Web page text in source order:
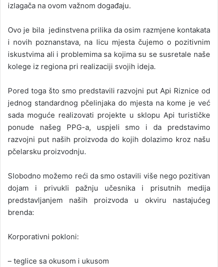
izlagača na ovom važnom događaju.
Ovo je bila jedinstvena prilika da osim razmjene kontakata
i novih poznanstava, na licu mjesta čujemo o pozitivnim
iskustvima ali i problemima sa kojima su se susretale naše
kolege iz regiona pri realizaciji svojih ideja.
Pored toga što smo predstavili razvojni put Api Riznice od
jednog standardnog pčelinjaka do mjesta na kome je već
sada moguće realizovati projekte u sklopu Api turističke
ponude našeg PPG-a, uspjeli smo i da predstavimo
razvojni put naših proizvoda do kojih dolazimo kroz našu
pčelarsku proizvodnju.
Slobodno možemo reći da smo ostavili više nego pozitivan
dojam i privukli pažnju učesnika i prisutnih medija
predstavljanjem naših proizvoda u okviru nastajućeg
brenda:
Korporativni pokloni:
– teglice sa okusom i ukusom